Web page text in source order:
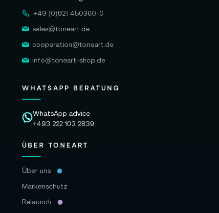
+49 (0)821 450360-0
sales@toneart.de
cooperation@toneart.de
info@toneart-shop.de
WHATSAPP BERATUNG
WhatsApp advice
+493 222 103 2839
ÜBER TONEART
Über uns
Markenschutz
Relaunch